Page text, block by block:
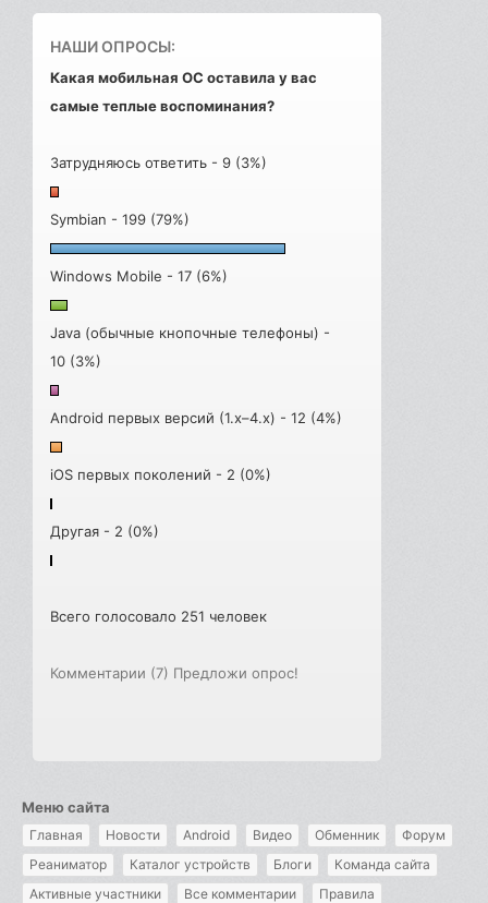
НАШИ ОПРОСЫ:
Какая мобильная ОС оставила у вас
самые теплые воспоминания?
Затрудняюсь ответить - 9 (3%)
Symbian - 199 (79%)
Windows Mobile - 17 (6%)
Java (обычные кнопочные телефоны) -
10 (3%)
Android первых версий (1.x–4.x) - 12 (4%)
iOS первых поколений - 2 (0%)
Другая - 2 (0%)
Всего голосовало 251 человек
Комментарии (7) Предложи опрос!
Меню сайта
Главная Новости Android Видео Обменник
Форум
Реаниматор
Каталог устройств Блоги
Команда сайта
Активные участники
Все комментарии Правила